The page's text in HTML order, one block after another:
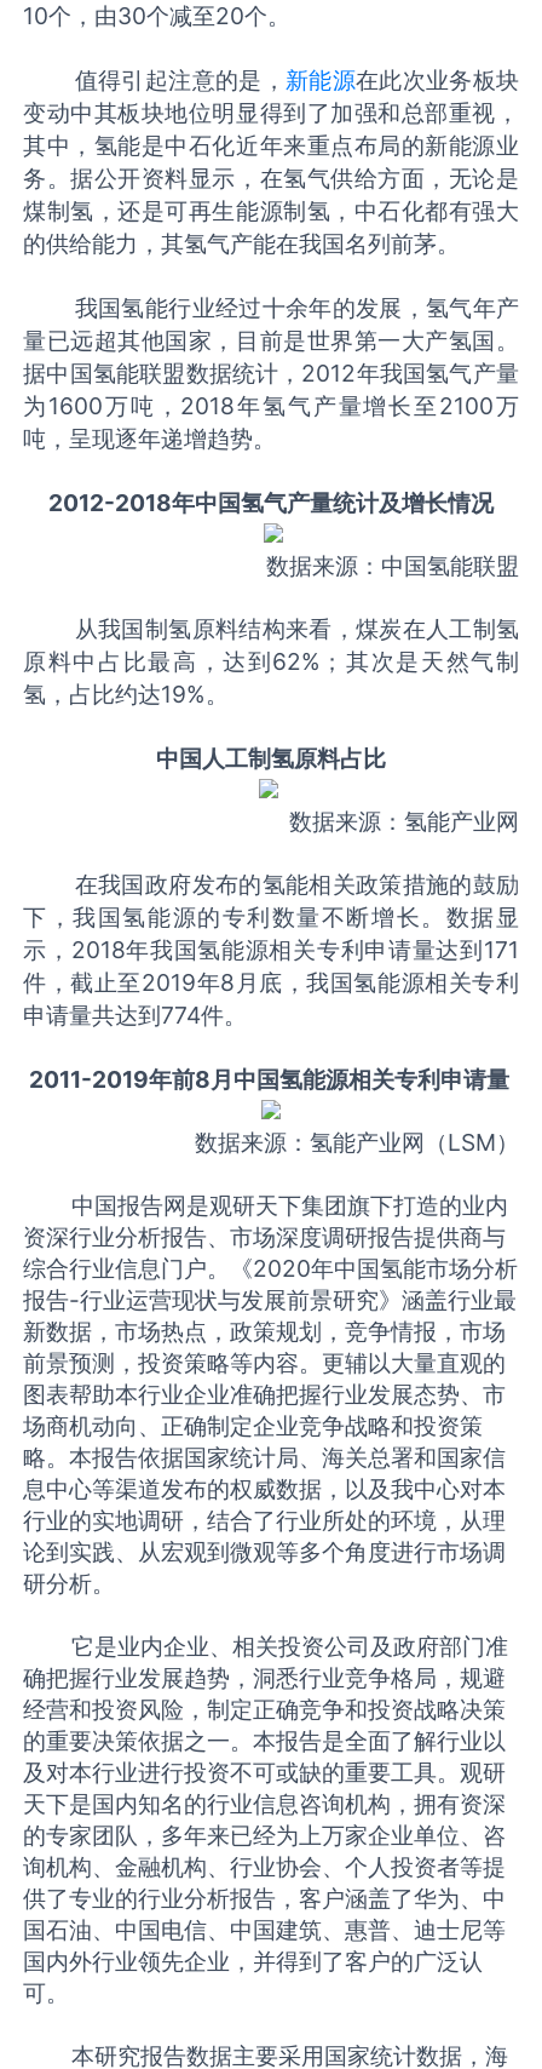
10个，由30个减至20个。
值得引起注意的是， 新能源在此次业务板块
变动中其板块地位明显得到了加强和总部重视，
其中，氢能是中石化近年来重点布局的新能源业
务。据公开资料显示，在氢气供给方面，无论是
煤制氢，还是可再生能源制氢，中石化都有强大
的供给能力，其氢气产能在我国名列前茅。
我国氢能行业经过十余年的发展，氢气年产
量已远超其他国家，目前是世界第一大产氢国。
据中国氢能联盟数据统计，2012年我国氢气产量
为1600万吨，2018年氢气产量增长至2100万
吨，呈现逐年递增趋势。
2012-2018年中国氢气产量统计及增长情况
数据来源：中国氢能联盟
从我国制氢原料结构来看，煤炭在人工制氢
原料中占比最高，达到62%；其次是天然气制
氢，占比约达19%。
中国人工制氢原料占比
数据来源：氢能产业网
在我国政府发布的氢能相关政策措施的鼓励
下，我国氢能源的专利数量不断增长。数据显
示，2018年我国氢能源相关专利申请量达到171
件，截止至2019年8月底，我国氢能源相关专利
申请量共达到774件。
2011-2019年前8月中国氢能源相关专利申请量
数据来源：氢能产业网（LSM）
中国报告网是观研天下集团旗下打造的业内
资深行业分析报告、市场深度调研报告提供商与
综合行业信息门户。《2020年中国氢能市场分析
报告-行业运营现状与发展前景研究》涵盖行业最
新数据，市场热点，政策规划，竞争情报，市场
前景预测，投资策略等内容。更辅以大量直观的
图表帮助本行业企业准确把握行业发展态势、市
场商机动向、正确制定企业竞争战略和投资策
略。本报告依据国家统计局、海关总署和国家信
息中心等渠道发布的权威数据，以及我中心对本
行业的实地调研，结合了行业所处的环境，从理
论到实践、从宏观到微观等多个角度进行市场调
研分析。
它是业内企业、相关投资公司及政府部门准
确把握行业发展趋势，洞悉行业竞争格局，规避
经营和投资风险，制定正确竞争和投资战略决策
的重要决策依据之一。本报告是全面了解行业以
及对本行业进行投资不可或缺的重要工具。观研
天下是国内知名的行业信息咨询机构，拥有资深
的专家团队，多年来已经为上万家企业单位、咨
询机构、金融机构、行业协会、个人投资者等提
供了专业的行业分析报告，客户涵盖了华为、中
国石油、中国电信、中国建筑、惠普、迪士尼等
国内外行业领先企业，并得到了客户的广泛认
可。
本研究报告数据主要采用国家统计数据，海